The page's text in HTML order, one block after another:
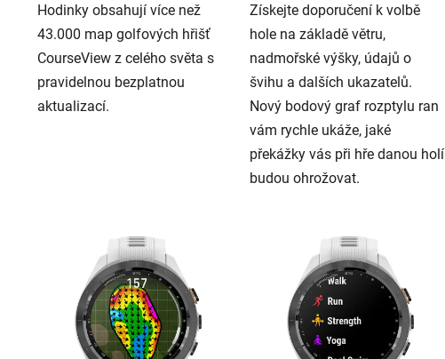
Hodinky obsahují více než
43.000 map golfových hřišť
CourseView z celého světa s
pravidelnou bezplatnou
aktualizací.
Získejte doporučení k volbě
hole na základě větru,
nadmořské výšky, údajů o
švihu a dalších ukazatelů.
Nový bodový graf rozptylu ran
vám rychle ukáže, jaké
překážky vás při hře danou holí
budou ohrožovat.